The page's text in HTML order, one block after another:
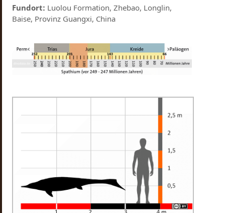
Fundort: Luolou Formation, Zhebao, Longlin,
Baise, Provinz Guangxi, China